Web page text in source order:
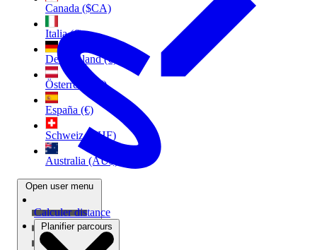
Canada ($CA)
Italia (€)
Deutschland (€)
Österreich (€)
España (€)
Schweiz (CHF)
Australia (AU$)
Open user menu
Calculer distance
Planifier parcours